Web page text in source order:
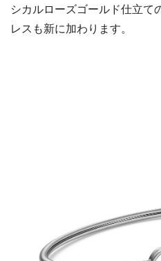
シカルローズゴールド仕立て
レスも新に加わります。